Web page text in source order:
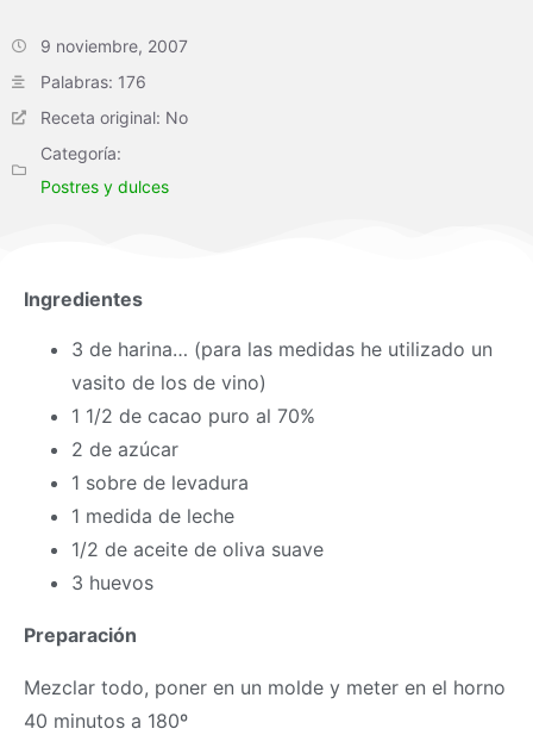
9 noviembre, 2007
Palabras: 176
Receta original: No
Categoría:
Postres y dulces
Ingredientes
3 de harina… (para las medidas he utilizado un
vasito de los de vino)
1 1/2 de cacao puro al 70%
2 de azúcar
1 sobre de levadura
1 medida de leche
1/2 de aceite de oliva suave
3 huevos
Preparación
Mezclar todo, poner en un molde y meter en el horno
40 minutos a 180º